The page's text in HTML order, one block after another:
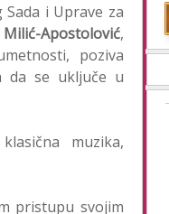
i Uprave za
Apostolović,
poziva
da se uključe u
muzika,
pristupu svojim
Po drugi
put